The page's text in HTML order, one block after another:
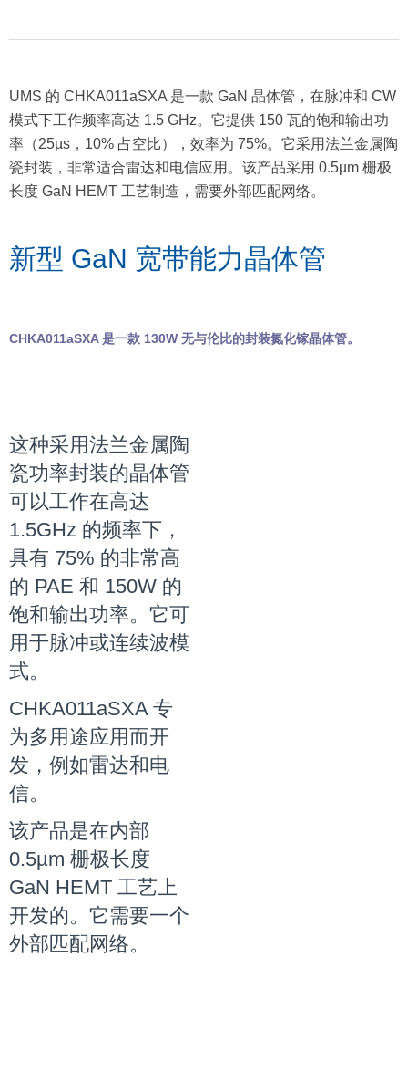
UMS 的 CHKA011aSXA 是一款 GaN 晶体管，在脉冲和 CW
模式下工作频率高达 1.5 GHz。 它提供 150 瓦的饱和输出功
率（25µs，10% 占空比），效率为 75%。 它采用法兰金属陶
瓷封装，非常适合雷达和电信应用。 该产品采用 0.5µm 栅极
长度 GaN HEMT 工艺制造，需要外部匹配网络。
新型 GaN 宽带能力晶体管
CHKA011aSXA 是一款 130W 无与伦比的封装氮化镓晶体管。
这种采用法兰金属陶
瓷功率封装的晶体管
可以工作在高达
1.5GHz 的频率下，
具有 75% 的非常高
的 PAE 和 150W 的
饱和输出功率。 它可
用于脉冲或连续波模
式。
CHKA011aSXA 专
为多用途应用而开
发，例如雷达和电
信。
该产品是在内部
0.5µm 栅极长度
GaN HEMT 工艺上
开发的。 它需要一个
外部匹配网络。